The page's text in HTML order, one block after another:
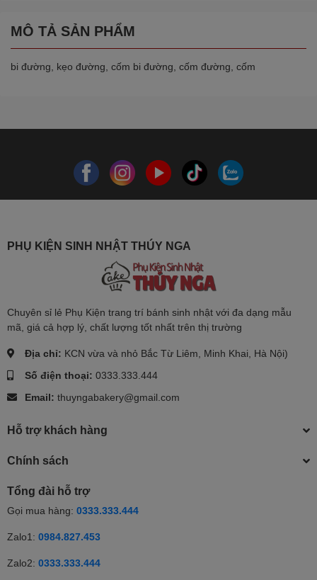
MÔ TẢ SẢN PHẨM
bi đường, kẹo đường, cốm bi đường, cốm đường, cốm
PHỤ KIỆN SINH NHẬT THÚY NGA
Chuyên sỉ lẻ Phụ Kiện trang trí bánh sinh nhật với đa dạng mẫu
mã, giá cả hợp lý, chất lượng tốt nhất trên thị trường
Địa chỉ: KCN vừa và nhỏ Bắc Từ Liêm, Minh Khai, Hà Nội)
Số điện thoại: 0333.333.444
Email: thuyngabakery@gmail.com
Hỗ trợ khách hàng
Chính sách
Tổng đài hỗ trợ
Gọi mua hàng: 0333.333.444
Zalo1: 0984.827.453
Zalo2: 0333.333.444